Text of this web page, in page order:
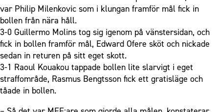
var Philip Milenkovic som i klungan framför mål fick in
bollen från nära håll.
3-0 Guillermo Molins tog sig igenom på vänstersidan, och
fick in bollen framför mål, Edward Ofere sköt och nickade
sedan in returen på sitt eget skott.
3-1 Raoul Kouakou tappade bollen lite slarvigt i eget
straffområde, Rasmus Bengtsson fick ett gratisläge och
tåade in bollen.